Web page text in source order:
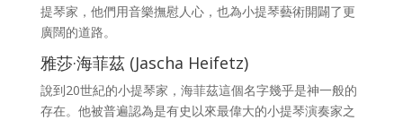
提琴家，他們用音樂撫慰人心，也為小提琴藝術開闢了更
廣闊的道路。
雅莎·海菲茲 (Jascha Heifetz)
說到20世紀的小提琴家，海菲茲這個名字幾乎是神一般的
存在。他被普遍認為是有史以來最偉大的小提琴演奏家之